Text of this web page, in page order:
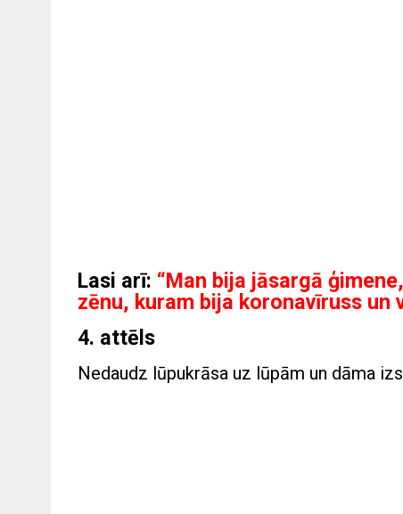
Lasi arī: “Man bija jāsargā
zēnu, kuram bija koronavīruss un
4. attēls
Nedaudz lūpukrāsa uz lūpām un dāma